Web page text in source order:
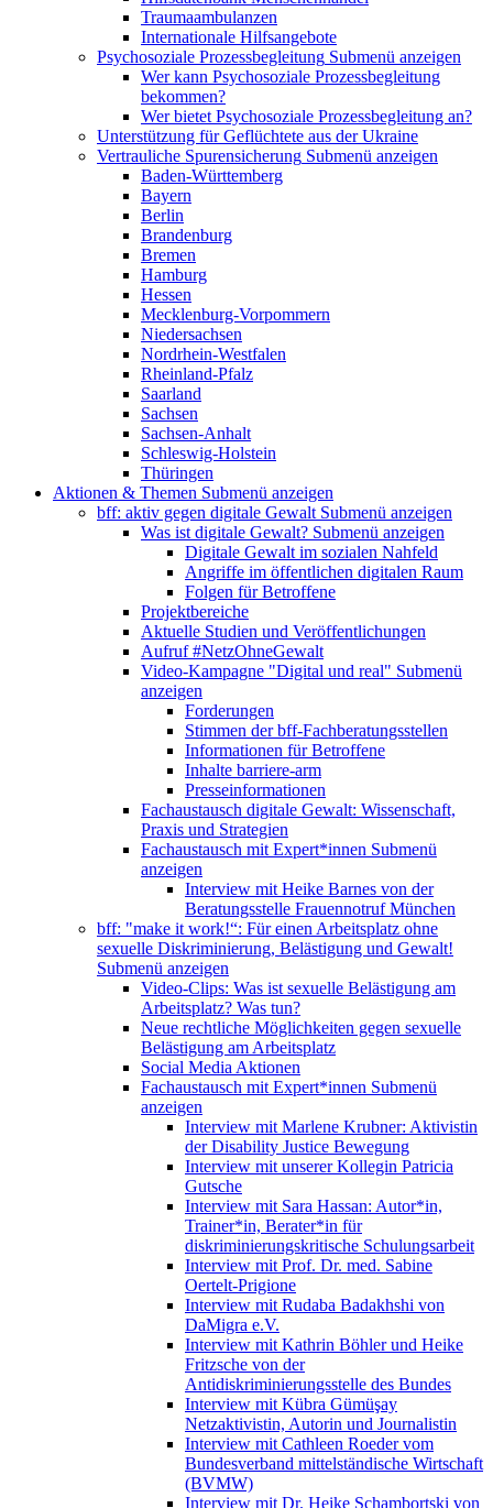
Traumaambulanzen
Internationale Hilfsangebote
Psychosoziale Prozessbegleitung Submenü anzeigen
Wer kann Psychosoziale Prozessbegleitung
bekommen?
Wer bietet Psychosoziale Prozessbegleitung an?
Unterstützung für Geflüchtete aus der Ukraine
Vertrauliche Spurensicherung Submenü anzeigen
Baden-Württemberg
Bayern
Berlin
Brandenburg
Bremen
Hamburg
Hessen
Mecklenburg-Vorpommern
Niedersachsen
Nordrhein-Westfalen
Rheinland-Pfalz
Saarland
Sachsen
Sachsen-Anhalt
Schleswig-Holstein
Thüringen
Aktionen & Themen Submenü anzeigen
bff: aktiv gegen digitale Gewalt Submenü anzeigen
Was ist digitale Gewalt? Submenü anzeigen
Digitale Gewalt im sozialen Nahfeld
Angriffe im öffentlichen digitalen Raum
Folgen für Betroffene
Projektbereiche
Aktuelle Studien und Veröffentlichungen
Aufruf #NetzOhneGewalt
Video-Kampagne "Digital und real" Submenü
anzeigen
Forderungen
Stimmen der bff-Fachberatungsstellen
Informationen für Betroffene
Inhalte barriere-arm
Presseinformationen
Fachaustausch digitale Gewalt: Wissenschaft,
Praxis und Strategien
Fachaustausch mit Expert*innen Submenü
anzeigen
Interview mit Heike Barnes von der
Beratungsstelle Frauennotruf München
bff: "make it work!“: Für einen Arbeitsplatz ohne
sexuelle Diskriminierung, Belästigung und Gewalt!
Submenü anzeigen
Video-Clips: Was ist sexuelle Belästigung am
Arbeitsplatz? Was tun?
Neue rechtliche Möglichkeiten gegen sexuelle
Belästigung am Arbeitsplatz
Social Media Aktionen
Fachaustausch mit Expert*innen Submenü
anzeigen
Interview mit Marlene Krubner: Aktivistin
der Disability Justice Bewegung
Interview mit unserer Kollegin Patricia
Gutsche
Interview mit Sara Hassan: Autor*in,
Trainer*in, Berater*in für
diskriminierungskritische Schulungsarbeit
Interview mit Prof. Dr. med. Sabine
Oertelt-Prigione
Interview mit Rudaba Badakhshi von
DaMigra e.V.
Interview mit Kathrin Böhler und Heike
Fritzsche von der
Antidiskriminierungsstelle des Bundes
Interview mit Kübra Gümüşay
Netzaktivistin, Autorin und Journalistin
Interview mit Cathleen Roeder vom
Bundesverband mittelständische Wirtschaft
(BVMW)
Interview mit Dr. Heike Schambortski von